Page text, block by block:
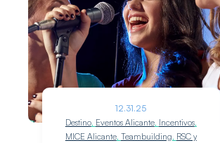
12.31.25
Destino, Eventos Alicante, Incentivos,
MICE Alicante, Teambuilding RSC y